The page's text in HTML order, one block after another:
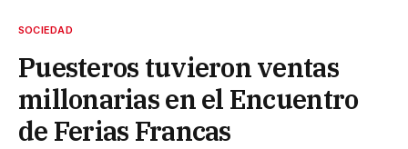
SOCIEDAD
Puesteros tuvieron ventas
millonarias en el Encuentro
de Ferias Francas